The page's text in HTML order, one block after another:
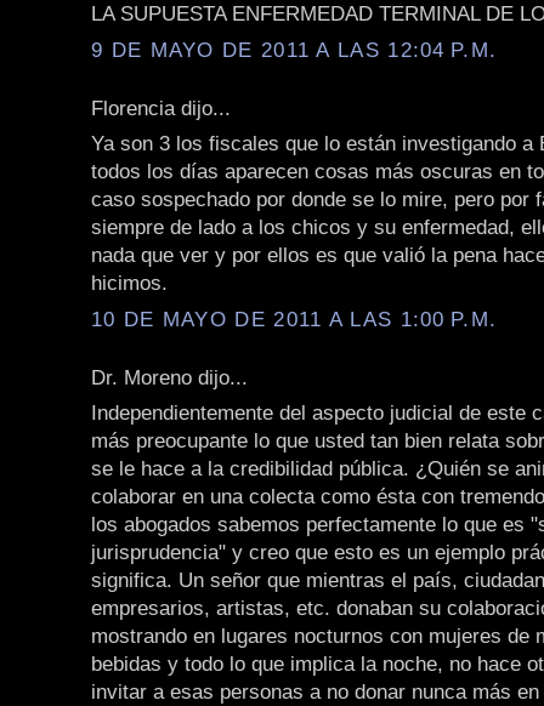
LA SUPUESTA ENFERMEDAD TERMINAL DE
9 DE MAYO DE 2011 A LAS 12:04 P.M.
Florencia dijo...
Ya son 3 los fiscales que lo están investigando a
todos los días aparecen cosas más oscuras en
caso sospechado por donde se lo mire, pero por
siempre de lado a los chicos y su enfermedad,
nada que ver y por ellos es que valió la pena
hicimos.
10 DE MAYO DE 2011 A LAS 1:00 P.M.
Dr. Moreno dijo...
Independientemente del aspecto judicial de este
más preocupante lo que usted tan bien relata
se le hace a la credibilidad pública. ¿Quién se
colaborar en una colecta como ésta con
los abogados sabemos perfectamente lo que es
jurisprudencia" y creo que esto es un ejemplo
significa. Un señor que mientras el país,
empresarios, artistas, etc. donaban su
mostrando en lugares nocturnos con mujeres de
bebidas y todo lo que implica la noche, no hace
invitar a esas personas a no donar nunca más